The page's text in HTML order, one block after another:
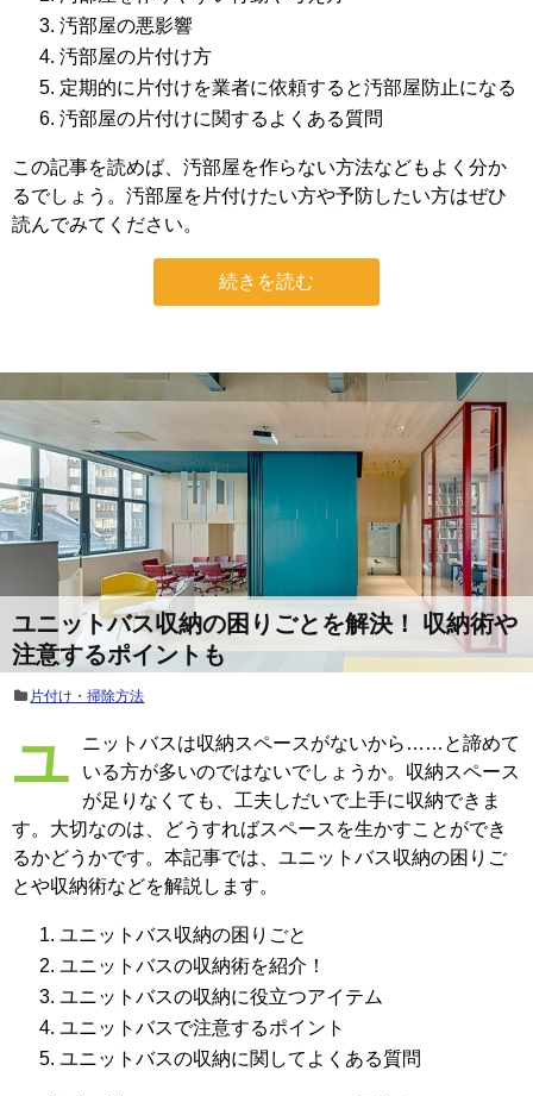
汚部屋の悪影響
汚部屋の片付け方
定期的に片付けを業者に依頼すると汚部屋防止になる
汚部屋の片付けに関するよくある質問
この記事を読めば、汚部屋を作らない方法などもよく分か
るでしょう。汚部屋を片付けたい方や予防したい方はぜひ
読んでみてください。
続きを読む
ユニットバス収納の困りごとを解決！ 収納術や
注意するポイントも
片付け・掃除方法
ユニットバスは収納スペースがないから……と諦めて
いる方が多いのではないでしょうか。収納スペース
が足りなくても、工夫しだいで上手に収納できま
す。大切なのは、どうすればスペースを生かすことができ
るかどうかです。本記事では、ユニットバス収納の困りご
とや収納術などを解説します。
ユニットバス収納の困りごと
ユニットバスの収納術を紹介！
ユニットバスの収納に役立つアイテム
ユニットバスで注意するポイント
ユニットバスの収納に関してよくある質問